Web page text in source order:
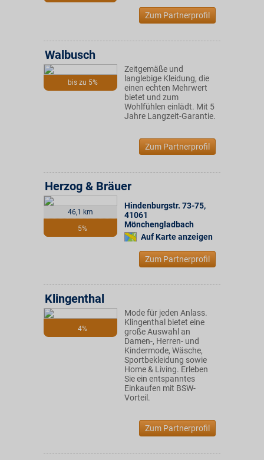
Zum Partnerprofil
bis zu 5%
Walbusch
Zeitgemäße und
langlebige Kleidung, die
einen echten Mehrwert
bietet und zum
Wohlfühlen einlädt. Mit 5
Jahre Langzeit-Garantie.
Zum Partnerprofil
46,1 km
5%
Herzog & Bräuer
Hindenburgstr. 73-75,
41061
Mönchengladbach
Auf Karte anzeigen
Zum Partnerprofil
4%
Klingenthal
Mode für jeden Anlass.
Klingenthal bietet eine
große Auswahl an
Damen-, Herren- und
Kindermode, Wäsche,
Sportbekleidung sowie
Home & Living. Erleben
Sie ein entspanntes
Einkaufen mit BSW-
Vorteil.
Zum Partnerprofil